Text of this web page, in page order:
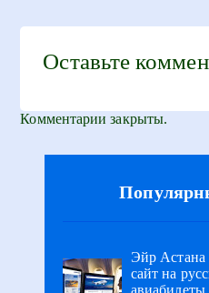
Оставьте
Комментарии закрыты.
Эйр
сайт на